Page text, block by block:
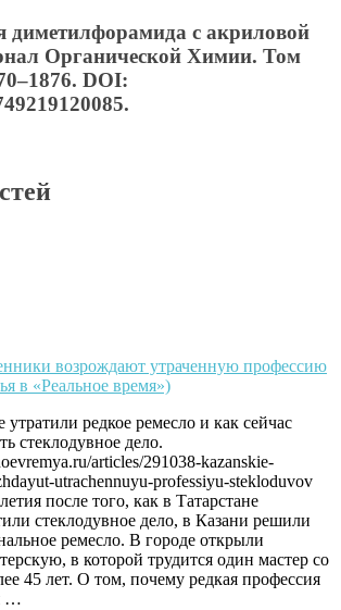
диметилфорамида с акриловой
Органической Химии. Том
DOI:
возрождают утраченную профессию
в «Реальное время»)
утратили редкое ремесло и как сейчас
стеклодувное дело.
articles/291038-kazanskie-
utrachennuyu-professiyu-stekloduvov
после того, как в Татарстане
стеклодувное дело, в Казани решили
ремесло. В городе открыли
в которой трудится один мастер со
45 лет. О том, почему редкая профессия
…